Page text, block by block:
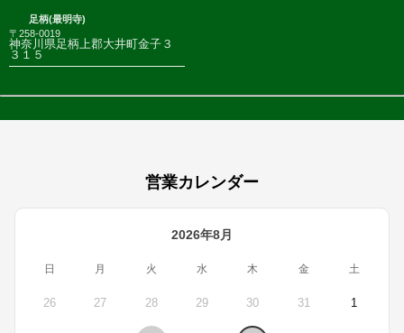
足柄(最明寺)
〒258-0019
神奈川県足柄上郡大井町金子３
３１５
営業カレンダー
2026年8月
日 月 火 水 木 金 土
26 27 28 29 30 31 1